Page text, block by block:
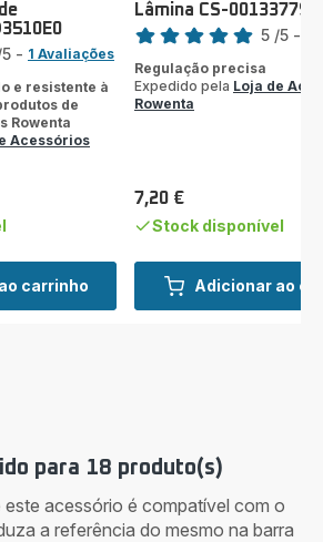
carrinho
- 1 Avaliações
e resistente à
de
Rowenta
Acessórios
Adicionar ao
Lâmina CS-00133779
Classificação
de
cinco
5 /5 -
Regulação precisa
Expedido pela Loja de
Rowenta
Preço
7,20 €
Stock disponível
para 18 produto(s)
este acessório é compatível com o
a referência do mesmo na barra